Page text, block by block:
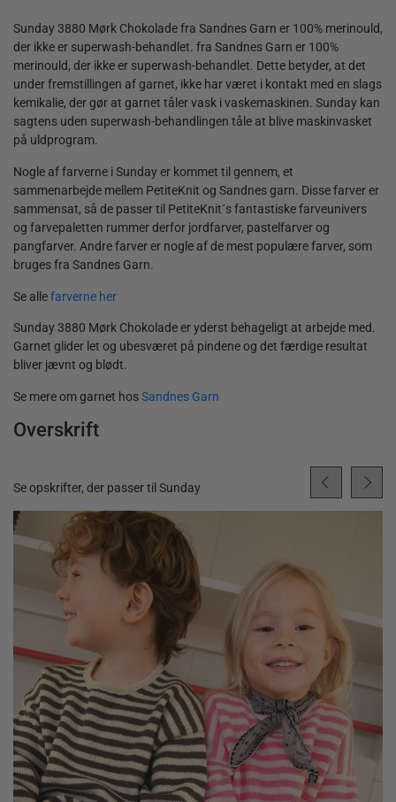
Sunday 3880 Mørk Chokolade fra Sandnes Garn er 100% merinould,
der ikke er superwash-behandlet. fra Sandnes Garn er 100%
merinould, der ikke er superwash-behandlet. Dette betyder, at det
under fremstillingen af garnet, ikke har været i kontakt med en slags
kemikalie, der gør at garnet tåler vask i vaskemaskinen. Sunday kan
sagtens uden superwash-behandlingen tåle at blive maskinvasket
på uldprogram.
Nogle af farverne i Sunday er kommet til gennem, et
sammenarbejde mellem PetiteKnit og Sandnes garn. Disse farver er
sammensat, så de passer til PetiteKnit´s fantastiske farveunivers
og farvepaletten rummer derfor jordfarver, pastelfarver og
pangfarver. Andre farver er nogle af de mest populære farver, som
bruges fra Sandnes Garn.
Se allefarverne her
Sunday 3880 Mørk Chokolade er yderst behageligt at arbejde med.
Garnet glider let og ubesværet på pindene og det færdige resultat
bliver jævnt og blødt.
Se mere om garnet hosSandnes Garn
Overskrift
Se opskrifter, der passer til Sunday